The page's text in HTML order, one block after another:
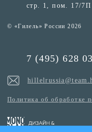
стр. 1, пом. 17/7П
© «Гилель» России 2026
7 (495) 628
Политика об обработке